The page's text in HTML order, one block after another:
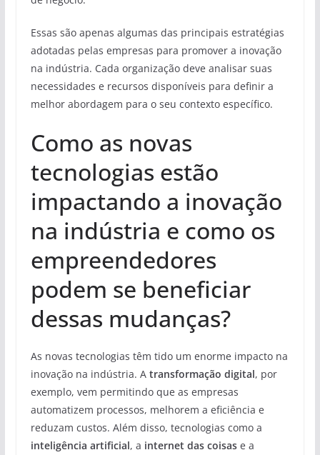
Essas são apenas algumas das principais estratégias
adotadas pelas empresas para promover a inovação
na indústria. Cada organização deve analisar suas
necessidades e recursos disponíveis para definir a
melhor abordagem para o seu contexto específico.
Como as novas
tecnologias estão
impactando a inovação
na indústria e como os
empreendedores
podem se beneficiar
dessas mudanças?
As novas tecnologias têm tido um enorme impacto na
inovação na indústria. A transformação digital, por
exemplo, vem permitindo que as empresas
automatizem processos, melhorem a eficiência e
reduzam custos. Além disso, tecnologias como a
inteligência artificial, a internet das coisase a